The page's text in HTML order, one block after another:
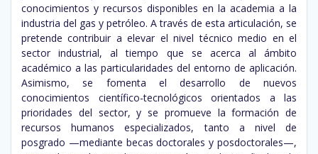
conocimientos y recursos disponibles en la academia a la
industria del gas y petróleo. A través de esta articulación, se
pretende contribuir a elevar el nivel técnico medio en el
sector industrial, al tiempo que se acerca al ámbito
académico a las particularidades del entorno de aplicación.
Asimismo, se fomenta el desarrollo de nuevos
conocimientos científico-tecnológicos orientados a las
prioridades del sector, y se promueve la formación de
recursos humanos especializados, tanto a nivel de
posgrado —mediante becas doctorales y posdoctorales—,